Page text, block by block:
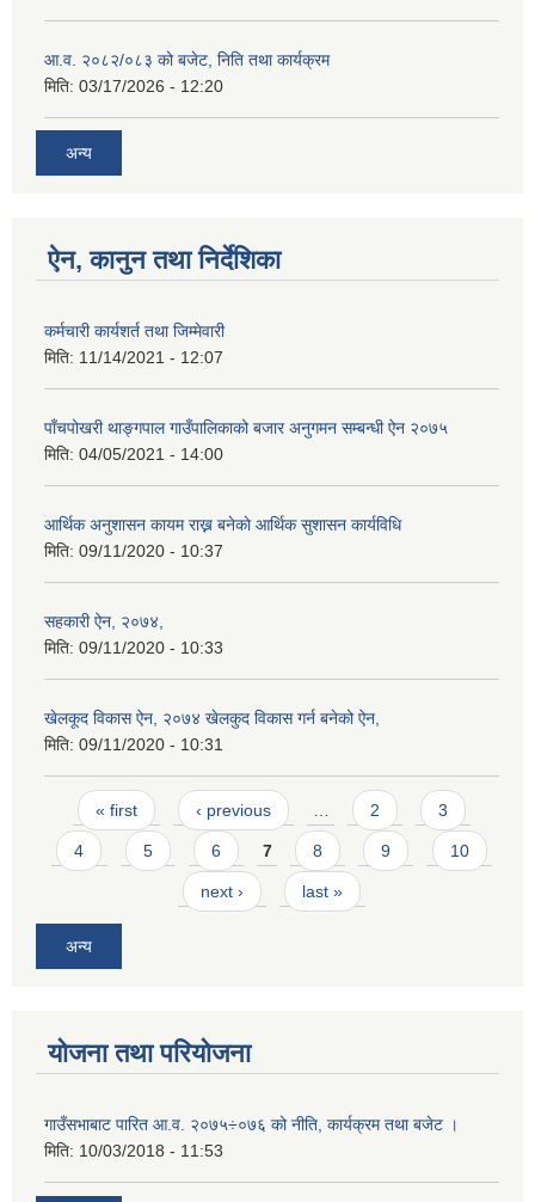
आ.व. २०८२/०८३ को बजेट, निति तथा कार्यक्रम
मिति: 03/17/2026 - 12:20
अन्य
ऐन, कानुन तथा निर्देशिका
कर्मचारी कार्यशर्त तथा जिम्मेवारी
मिति: 11/14/2021 - 12:07
पाँचपोखरी थाङ्गपाल गाउँपालिकाको बजार अनुगमन सम्बन्धी ऐन २०७५
मिति: 04/05/2021 - 14:00
आर्थिक अनुशासन कायम राख्न बनेकाे आर्थिक सुशासन कार्यविधि
मिति: 09/11/2020 - 10:37
सहकारी ऐन, २०७४,
मिति: 09/11/2020 - 10:33
खेलकूद विकास ऐन, २०७४ खेलकुद विकास गर्न बनेको ऐन,
मिति: 09/11/2020 - 10:31
Pages
« first ‹ previous 2 3
4 5 6 7 8 9 10
next › last »
अन्य
योजना तथा परियोजना
गाउँसभाबाट पारित आ.व. २०७५÷०७६ को नीति, कार्यक्रम तथा बजेट ।
मिति: 10/03/2018 - 11:53